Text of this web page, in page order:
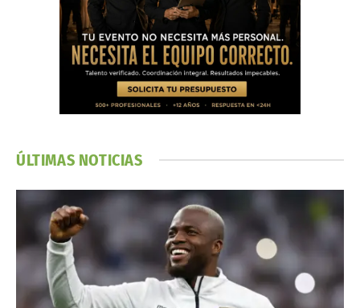
ÚLTIMAS NOTICIAS